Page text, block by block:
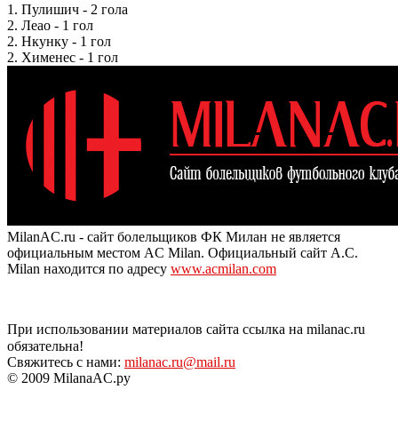
1. Пулишич - 2 гола
2. Леао - 1 гол
2. Нкунку - 1 гол
2. Хименес - 1 гол
MilanAC.ru - сайт болельщиков ФК Милан не является
официальным местом AC Milan. Официальный сайт A.C.
Milan находится по адресу www.acmilan.com
При использовании материалов сайта ссылка на milanac.ru
обязательна!
Свяжитесь с нами: milanac.ru@mail.ru
© 2009 MilanaAC.ру